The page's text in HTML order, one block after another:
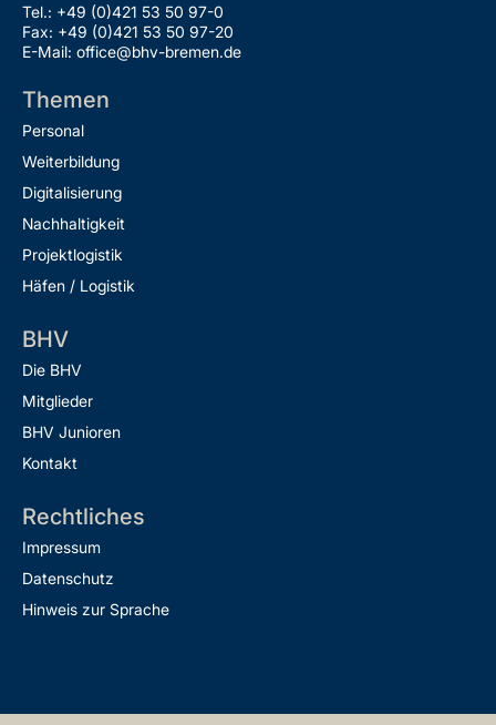
Tel.: +49 (0)421 53 50 97-0
Fax: +49 (0)421 53 50 97-20
E-Mail: office@bhv-bremen.de
Themen
Personal
Weiterbildung
Digitalisierung
Nachhaltigkeit
Projektlogistik
Häfen / Logistik
BHV
Die BHV
Mitglieder
BHV Junioren
Kontakt
Rechtliches
Impressum
Datenschutz
Hinweis zur Sprache